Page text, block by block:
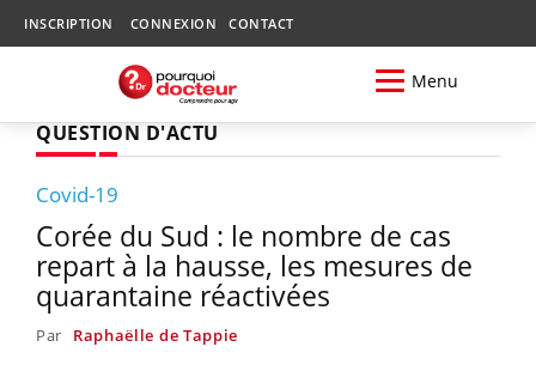
INSCRIPTION CONNEXION CONTACT
Menu
QUESTION D'ACTU
Covid-19
Corée du Sud : le nombre de cas
repart à la hausse, les mesures de
quarantaine réactivées
Par Raphaëlle de Tappie